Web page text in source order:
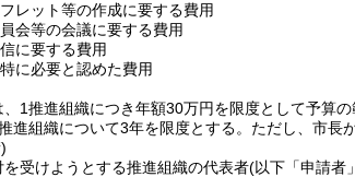
レット等の作成に要する費用
会等の会議に要する費用
に要する費用
に必要と認めた費用
1推進組織につき年額30万円を限度として予算の
進組織について3年を限度とする。 ただし、市長
受けようとする推進組織の代表者(以下「申請者